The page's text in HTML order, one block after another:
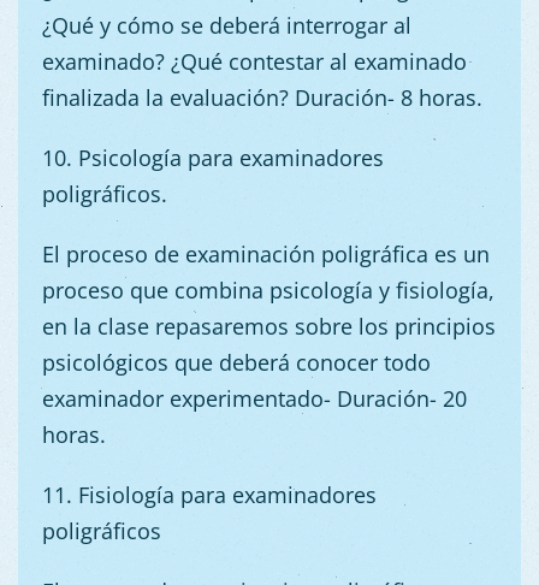
¿Qué y cómo se deberá interrogar al
examinado? ¿Qué contestar al examinado
finalizada la evaluación? Duración- 8 horas.
10. Psicología para examinadores
poligráficos.
El proceso de examinación poligráfica es un
proceso que combina psicología y fisiología,
en la clase repasaremos sobre los principios
psicológicos que deberá conocer todo
examinador experimentado- Duración- 20
horas.
11. Fisiología para examinadores
poligráficos